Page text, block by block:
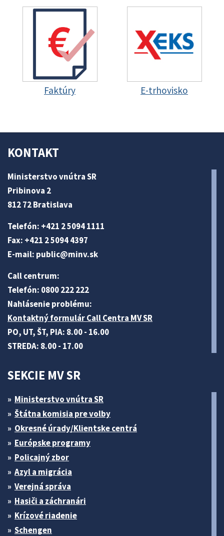
Faktúry E-trhovisko
KONTAKT
Ministerstvo vnútra SR
Pribinova 2
812 72 Bratislava
Telefón: +421 2 5094 1111
Fax: +421 2 5094 4397
E-mail: public@minv.sk
Call centrum:
Telefón: 0800 222 222
Nahlásenie problému:
Kontaktný formulár Call Centra MV SR
PO, UT, ŠT, PIA: 8.00 - 16.00
STREDA: 8.00 - 17.00
SEKCIE MV SR
Ministerstvo vnútra SR
Štátna komisia pre volby
Okresné úrady/Klientske centrá
Európske programy
Policajný zbor
Azyl a migrácia
Verejná správa
Hasiči a záchranári
Krízové riadenie
Schengen